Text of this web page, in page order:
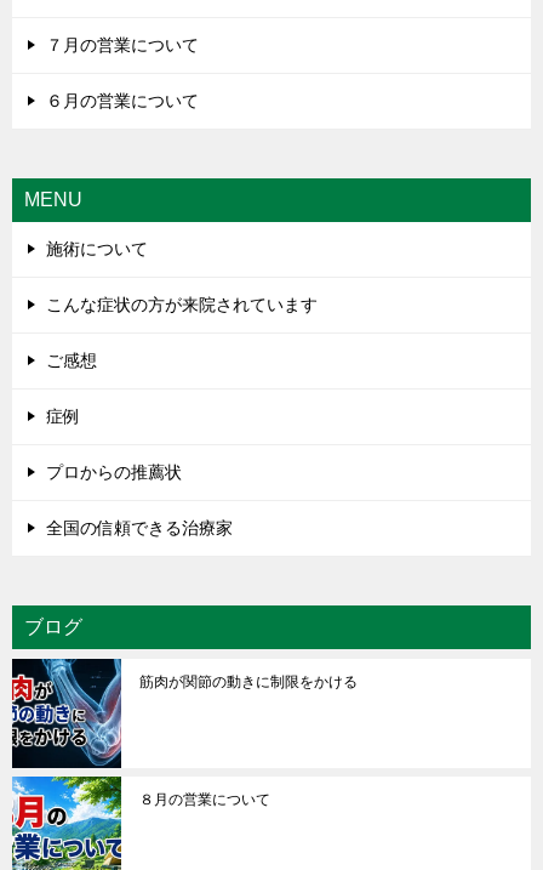
７月の営業について
６月の営業について
MENU
施術について
こんな症状の方が来院されています
ご感想
症例
プロからの推薦状
全国の信頼できる治療家
ブログ
筋肉が関節の動きに制限をかける
８月の営業について